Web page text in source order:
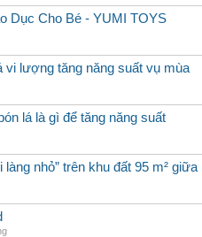
Dục Cho Bé - YUMI TOYS
vi lượng tăng năng suất vụ mùa
lá là gì để tăng năng suất
làng nhỏ” trên khu đất 95 m²